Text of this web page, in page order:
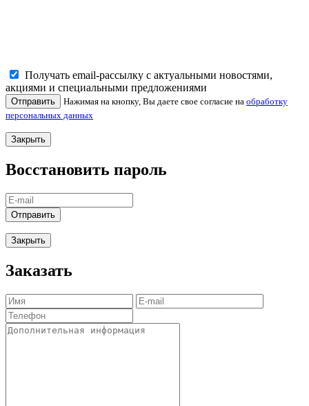
Получать email-рассылку с актуальными новостями,
акциями и специальными предложениями
Отправить Нажимая на кнопку, Вы даете свое согласие на обработку
персональных данных
Закрыть
Восстановить пароль
Отправить
Закрыть
Заказать